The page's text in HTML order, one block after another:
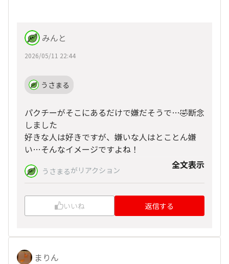
みんと
2026/05/11 22:44
うさまる
パクチーがそこにあるだけで嫌だそうで…🤣断念
しました
好きな人は好きですが、嫌いな人はとことん嫌
い…そんなイメージですよね！
雰囲気だけでも味わえたらいいなと
こんなカタチのお摘みにしました♪
今、無性にパクチーが食べたい気分です！近いう
ちに妹を誘ってベトナム料理を食べに行きたいで
うさまるがリアクション 全文表示
いいね 返信する
まりん